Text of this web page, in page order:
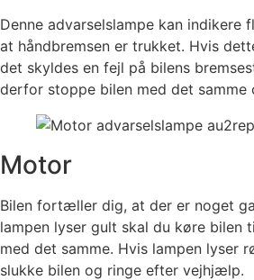
Denne advarselslampe kan indikere
at håndbremsen er trukket. Hvis
det skyldes en fejl på bilens
derfor stoppe bilen med det
Motor
Bilen fortæller dig, at der er noget
lampen lyser gult skal du køre bilen
med det samme. Hvis lampen lyser
slukke bilen og ringe efter vejhjælp.